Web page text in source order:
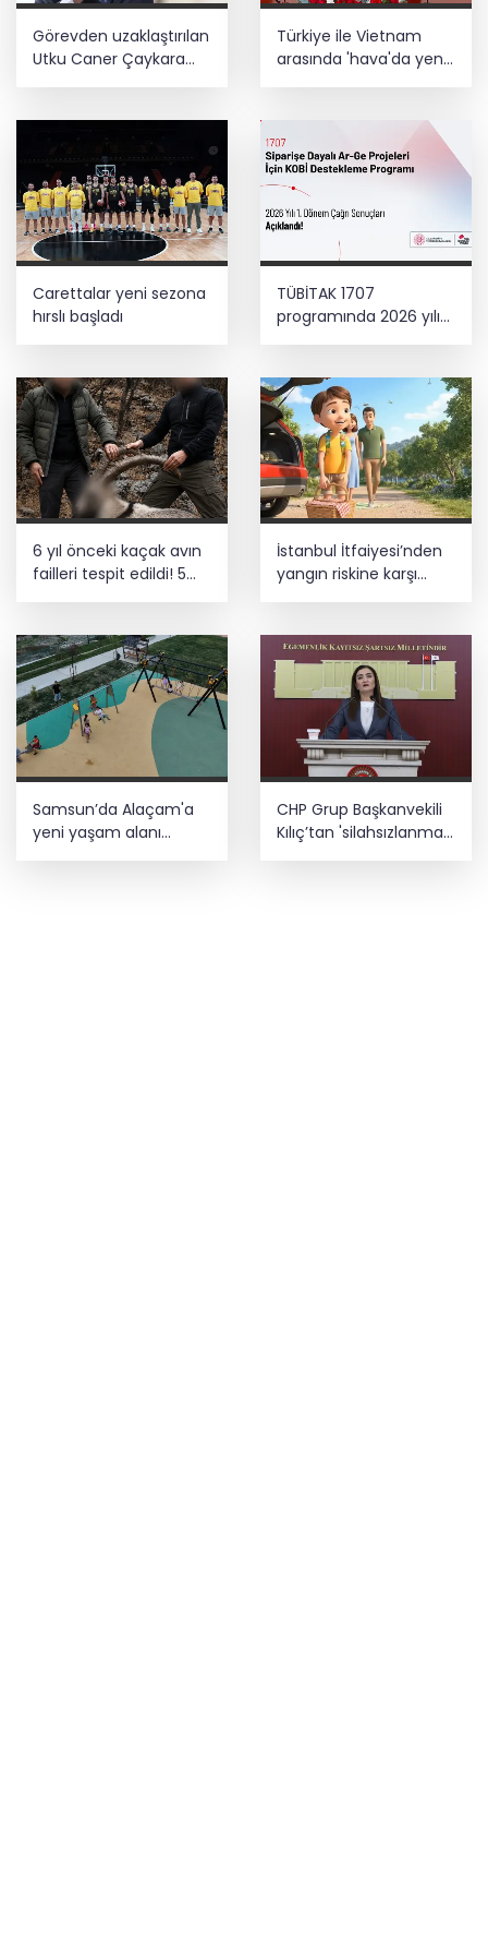
Görevden uzaklaştırılan
Utku Caner Çaykara
Türkiye ile Vietnam
arasında 'hava'da yeni
Carettalar yeni sezona
hırslı başladı
TÜBİTAK 1707
programında 2026 yılı
6 yıl önceki kaçak avın
failleri tespit edildi! 5
yaban keçisi için ceza
İstanbul İtfaiyesi’nden
yangın riskine karşı
videolu uyarı
Samsun’da Alaçam'a
yeni yaşam alanı
CHP Grup Başkanvekili
Kılıç’tan 'silahsızlanma'